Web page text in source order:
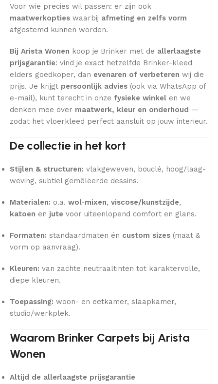
Voor wie precies wil passen: er zijn ook
maatwerkopties waarbij afmeting en zelfs vorm
afgestemd kunnen worden.
Bij Arista Wonen koop je Brinker met de allerlaagste
prijsgarantie: vind je exact hetzelfde Brinker-kleed
elders goedkoper, dan evenaren of verbeteren wij die
prijs. Je krijgt persoonlijk advies (ook via WhatsApp of
e-mail), kunt terecht in onze fysieke winkel en we
denken mee over maatwerk, kleur en onderhoud —
zodat het vloerkleed perfect aansluit op jouw interieur.
De collectie in het kort
Stijlen & structuren: vlakgeweven, bouclé, hoog/laag-
weving, subtiel gemêleerde dessins.
Materialen: o.a. wol-mixen, viscose/kunstzijde,
katoen en jute voor uiteenlopend comfort en glans.
Formaten: standaardmaten én custom sizes (maat &
vorm op aanvraag).
Kleuren: van zachte neutraaltinten tot karaktervolle,
diepe kleuren.
Toepassing: woon- en eetkamer, slaapkamer,
studio/werkplek.
Waarom Brinker Carpets bij Arista
Wonen
Altijd de allerlaagste prijsgarantie